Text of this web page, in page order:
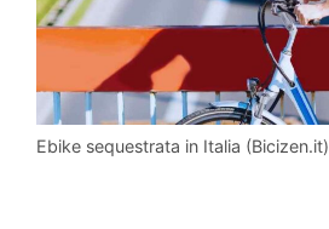
Ebike sequestrata in Italia (Bicizen.it)